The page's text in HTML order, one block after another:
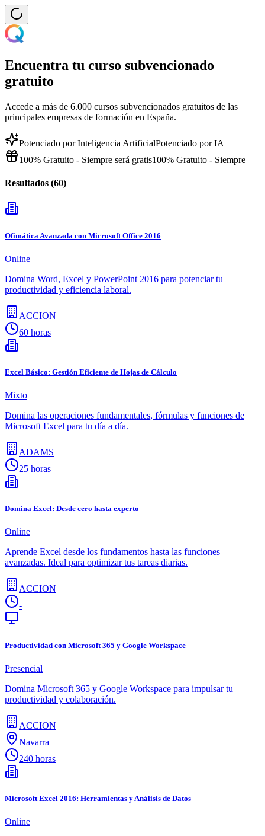
Encuentra tu curso subvencionado
gratuito
Accede a más de 6.000 cursos subvencionados gratuitos de las
principales empresas de formación en España.
Potenciado por Inteligencia ArtificialPotenciado por IA
100% Gratuito - Siempre será gratis100% Gratuito - Siempre
Resultados (60)
Ofimática Avanzada con Microsoft Office 2016
Online
Domina Word, Excel y PowerPoint 2016 para potenciar tu
productividad y eficiencia laboral.
ACCION
60 horas
Excel Básico: Gestión Eficiente de Hojas de Cálculo
Mixto
Domina las operaciones fundamentales, fórmulas y funciones de
Microsoft Excel para tu día a día.
ADAMS
25 horas
Domina Excel: Desde cero hasta experto
Online
Aprende Excel desde los fundamentos hasta las funciones
avanzadas. Ideal para optimizar tus tareas diarias.
ACCION
-
Productividad con Microsoft 365 y Google Workspace
Presencial
Domina Microsoft 365 y Google Workspace para impulsar tu
productividad y colaboración.
ACCION
Navarra
240 horas
Microsoft Excel 2016: Herramientas y Análisis de Datos
Online